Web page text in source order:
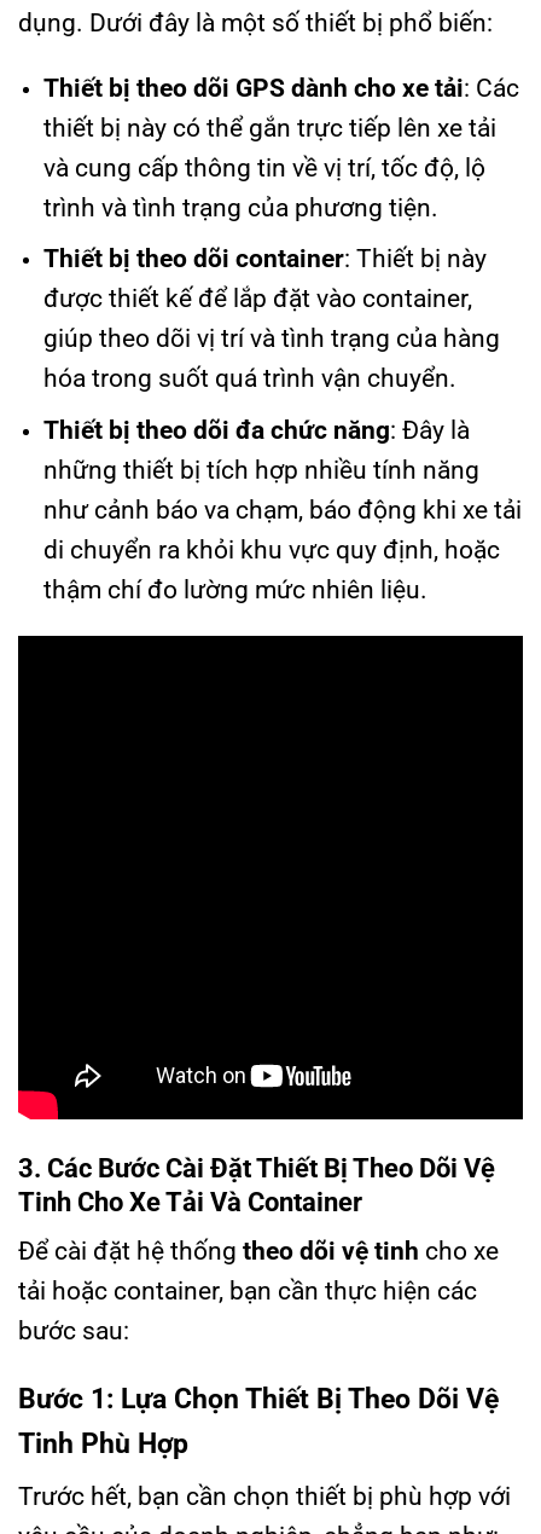
dụng. Dưới đây là một số thiết bị phổ biến:
Thiết bị theo dõi GPS dành cho xe tải: Các
thiết bị này có thể gắn trực tiếp lên xe tải
và cung cấp thông tin về vị trí, tốc độ, lộ
trình và tình trạng của phương tiện.
Thiết bị theo dõi container: Thiết bị này
được thiết kế để lắp đặt vào container,
giúp theo dõi vị trí và tình trạng của hàng
hóa trong suốt quá trình vận chuyển.
Thiết bị theo dõi đa chức năng: Đây là
những thiết bị tích hợp nhiều tính năng
như cảnh báo va chạm, báo động khi xe tải
di chuyển ra khỏi khu vực quy định, hoặc
thậm chí đo lường mức nhiên liệu.
3. Các Bước Cài Đặt Thiết Bị Theo Dõi Vệ
Tinh Cho Xe Tải Và Container
Để cài đặt hệ thống theo dõi vệ tinh cho xe
tải hoặc container, bạn cần thực hiện các
bước sau:
Bước 1: Lựa Chọn Thiết Bị Theo Dõi Vệ
Tinh Phù Hợp
Trước hết, bạn cần chọn thiết bị phù hợp với